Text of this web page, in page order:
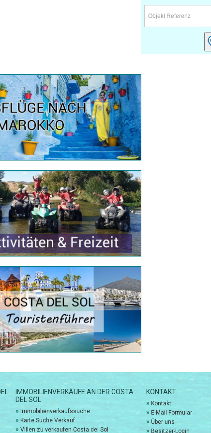
IMMOBILIENVERKÄUFE AN DER COSTA
DEL SOL
» Immobilienverkaufssuche
» Karte Suche Verkauf
» Villen zu verkaufen Costa del Sol
KONTAKT
» Kontakt
» E-Mail Formular
» Über uns
» Besitzer-Login